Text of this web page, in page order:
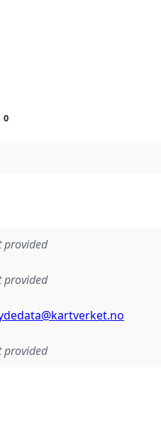
0
provided
provided
provided